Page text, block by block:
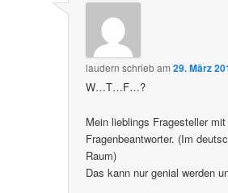
laudern schriebam29. März
W…T…F…?
Mein lieblings Fragesteller
Fragenbeantworter. (Im
Raum)
Das kann nur genial werden